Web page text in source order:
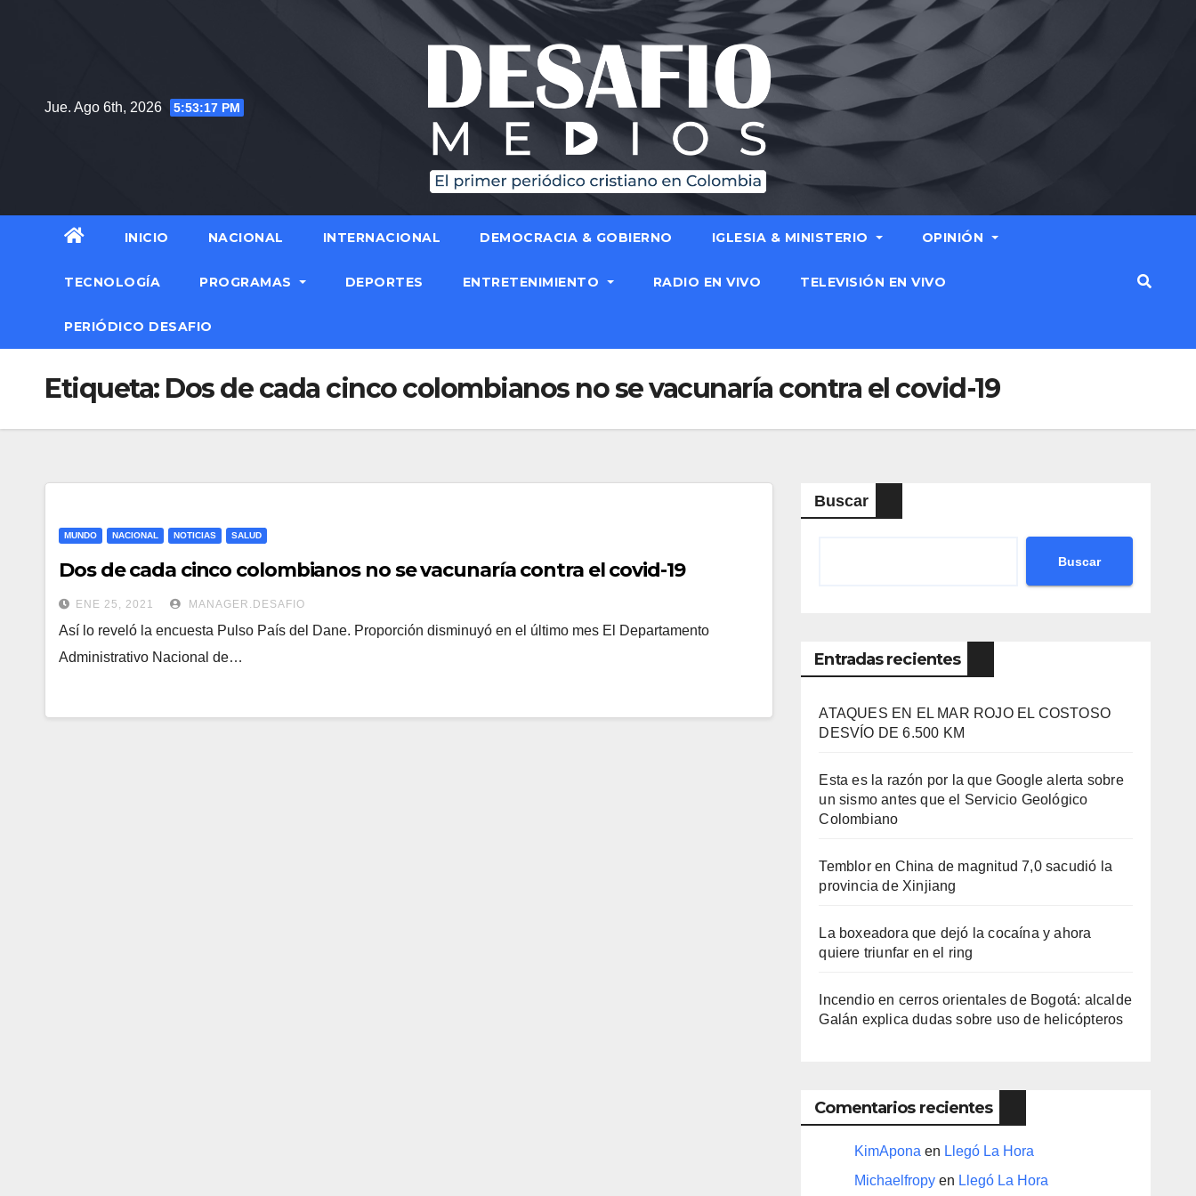
Jue. Ago 6th, 2026 5:53:18 PM
INICIO NACIONAL INTERNACIONAL DEMOCRACIA & GOBIERNO IGLESIA & MINISTERIO OPINIÓN
TECNOLOGÍA PROGRAMAS DEPORTES ENTRETENIMIENTO RADIO EN VIVO TELEVISIÓN EN VIVO
PERIÓDICO DESAFIO
Etiqueta: Dos de cada cinco colombianos no se vacunaría contra el covid-19
MUNDO NACIONAL NOTICIAS SALUD
Dos de cada cinco colombianos no se vacunaría contra el covid-19
ENE 25, 2021 MANAGER.DESAFIO
Así lo reveló la encuesta Pulso País del Dane. Proporción disminuyó en el último mes El Departamento
Administrativo Nacional de…
Buscar
Buscar
Entradas recientes
ATAQUES EN EL MAR ROJO EL COSTOSO
DESVÍO DE 6.500 KM
Esta es la razón por la que Google alerta sobre
un sismo antes que el Servicio Geológico
Colombiano
Temblor en China de magnitud 7,0 sacudió la
provincia de Xinjiang
La boxeadora que dejó la cocaína y ahora
quiere triunfar en el ring​
Incendio en cerros orientales de Bogotá: alcalde
Galán explica dudas sobre uso de helicópteros
Comentarios recientes
KimApona en Llegó La Hora
Michaelfropy en Llegó La Hora